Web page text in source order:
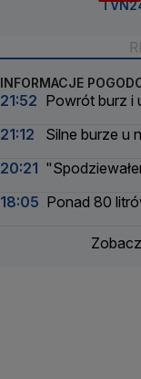
INFORMACJE
21:52 Powrót burz i
21:12
Silne burze u
20:21
18:05 Ponad 80